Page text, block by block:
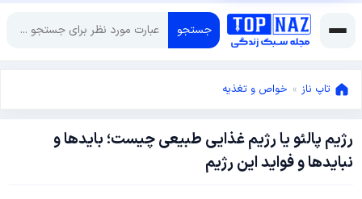
جستجو
تاپ ناز » خواص و تغذیه
رژیم پالئو یا رژیم غذایی طبیعی چیست؛ بایدها و
نبایدها و فواید این رژیم
سپتامبر
21,